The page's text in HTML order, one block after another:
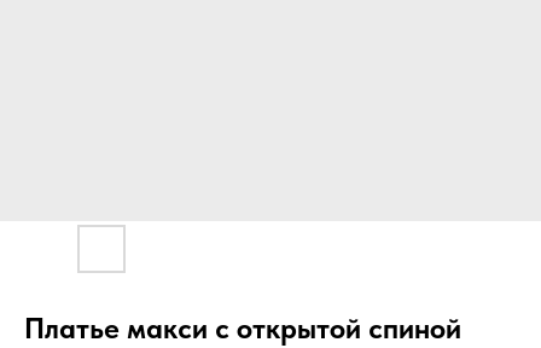
Платье макси с открытой спиной